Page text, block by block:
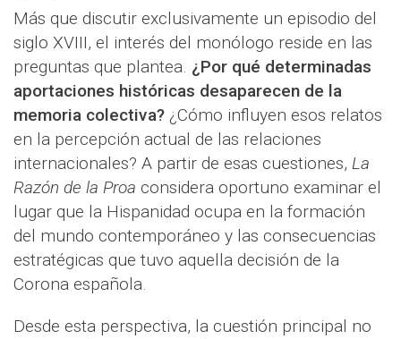
Más que discutir exclusivamente un episodio del
siglo XVIII, el interés del monólogo reside en las
preguntas que plantea. ¿Por qué determinadas
aportaciones históricas desaparecen de la
memoria colectiva? ¿Cómo influyen esos relatos
en la percepción actual de las relaciones
internacionales? A partir de esas cuestiones, La
Razón de la Proa considera oportuno examinar el
lugar que la Hispanidad ocupa en la formación
del mundo contemporáneo y las consecuencias
estratégicas que tuvo aquella decisión de la
Corona española.
Desde esta perspectiva, la cuestión principal no